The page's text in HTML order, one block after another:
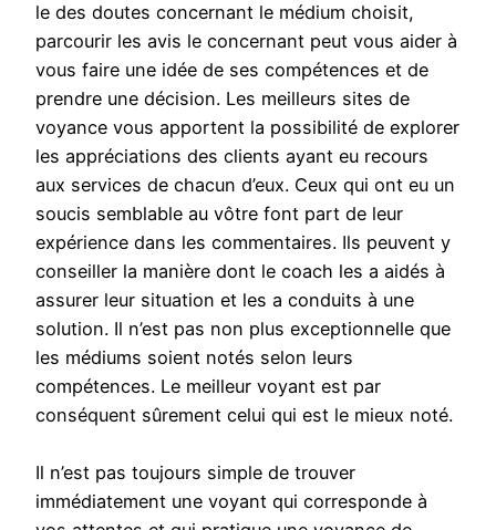
le des doutes concernant le médium choisit,
parcourir les avis le concernant peut vous aider à
vous faire une idée de ses compétences et de
prendre une décision. Les meilleurs sites de
voyance vous apportent la possibilité de explorer
les appréciations des clients ayant eu recours
aux services de chacun d’eux. Ceux qui ont eu un
soucis semblable au vôtre font part de leur
expérience dans les commentaires. Ils peuvent y
conseiller la manière dont le coach les a aidés à
assurer leur situation et les a conduits à une
solution. Il n’est pas non plus exceptionnelle que
les médiums soient notés selon leurs
compétences. Le meilleur voyant est par
conséquent sûrement celui qui est le mieux noté.
Il n’est pas toujours simple de trouver
immédiatement une voyant qui corresponde à